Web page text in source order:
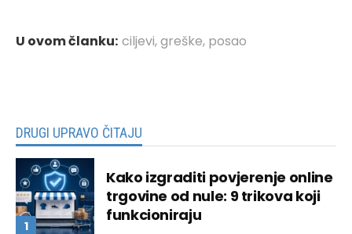
U ovom članku: ciljevi,greške, posao
DRUGI UPRAVO ČITAJU
Kako izgraditi povjerenje online
trgovine od nule: 9 trikova koji
funkcioniraju